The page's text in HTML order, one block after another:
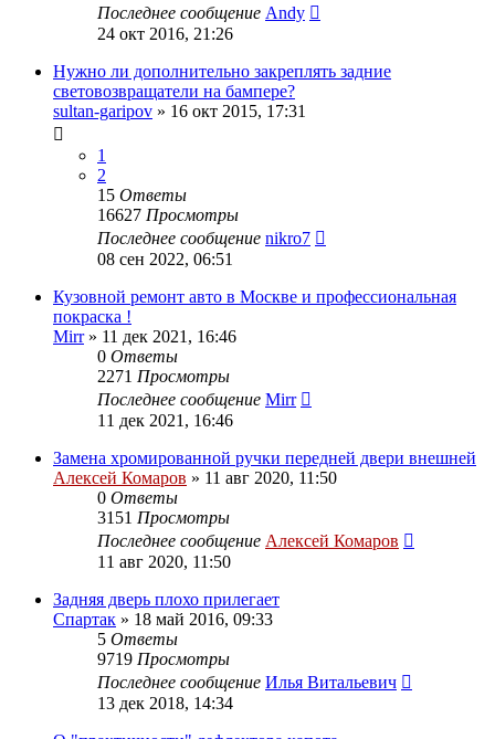
Последнее сообщение Andy
24 окт 2016, 21:26
Нужно ли дополнительно закреплять задние
световозвращатели на бампере?
sultan-garipov » 16 окт 2015, 17:31
1
2
15 Ответы
16627 Просмотры
Последнее сообщение nikro7
08 сен 2022, 06:51
Кузовной ремонт авто в Москве и профессиональная
покраска !
Mirr» 11 дек 2021, 16:46
0 Ответы
2271 Просмотры
Последнее сообщение Mirr
11 дек 2021, 16:46
Замена хромированной ручки передней двери внешней
Алексей Комаров » 11 авг 2020, 11:50
0 Ответы
3151 Просмотры
Последнее сообщение Алексей Комаров
11 авг 2020, 11:50
Задняя дверь плохо прилегает
Спартак » 18 май 2016, 09:33
5 Ответы
9719 Просмотры
Последнее сообщение Илья Витальевич
13 дек 2018, 14:34